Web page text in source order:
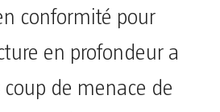
conformité pour
en profondeur a
de menace de